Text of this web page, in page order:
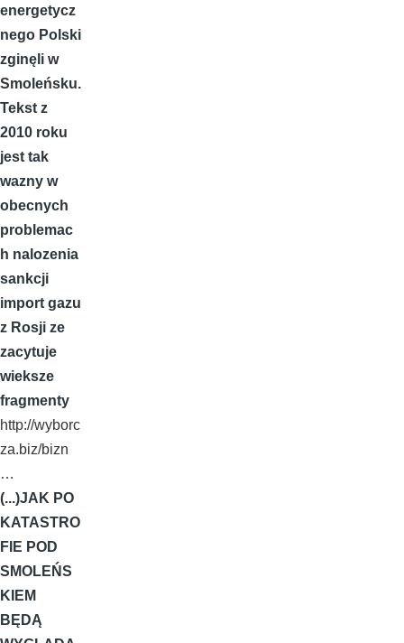
energetycz
nego Polski
zginęli w
Smoleńsku.
Tekst z
2010 roku
jest tak
wazny w
obecnych
problemac
h nalozenia
sankcji
import gazu
z Rosji ze
zacytuje
wieksze
fragmenty
http://wyborc
za.biz/bizn
…
(...)JAK PO
KATASTRO
FIE POD
SMOLEŃS
KIEM
BĘDĄ